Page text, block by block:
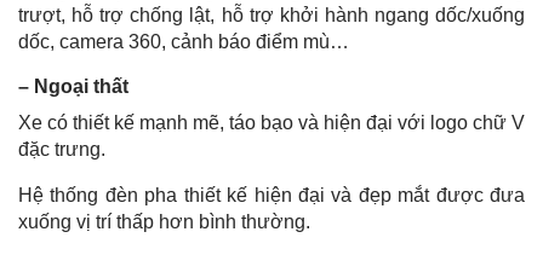
trượt, hỗ trợ chống lật, hỗ trợ khởi hành ngang dốc/xuống
dốc, camera 360, cảnh báo điểm mù…
– Ngoại thất
Xe có thiết kế mạnh mẽ, táo bạo và hiện đại với logo chữ V
đặc trưng.
Hệ thống đèn pha thiết kế hiện đại và đẹp mắt được đưa
xuống vị trí thấp hơn bình thường.